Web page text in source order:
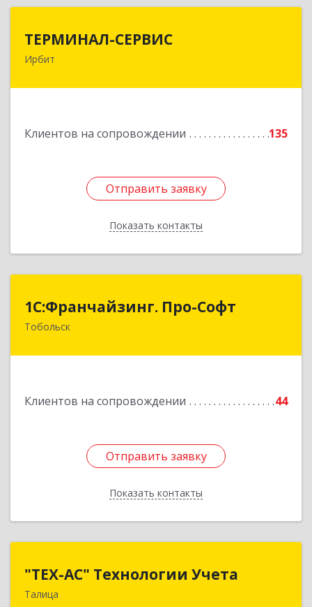
ТЕРМИНАЛ-СЕРВИС
Ирбит
Клиентов на сопровождении 135
Отправить заявку
Показать контакты
Отправить заявку
Назад
1С:Франчайзинг. Про-Софт
Тобольск
Клиентов на сопровождении 44
Отправить заявку
Показать контакты
1С:Франчайзинг. Про-Софт
626150, Тюменская обл, Тобольск г, Малая
Отправить заявку
Назад
"ТЕХ-АС" Технологии Учета
Талица